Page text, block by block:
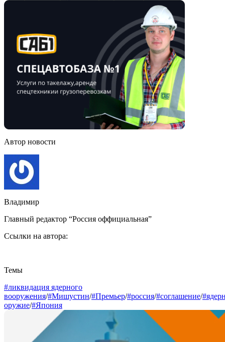
Автор новости
Владимир
Главный редактор “Россия оффициальная”
Ссылки на автора:
Темы
#ликвидация ядерного
вооружения/#Мишустин/#Премьер/#россия/#соглашение/
оружие/#Япония